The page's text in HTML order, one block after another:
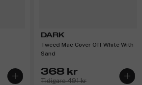
DARK
Tweed Mac Cover Off White With
Sand
368 kr
Tidigare 491 kr